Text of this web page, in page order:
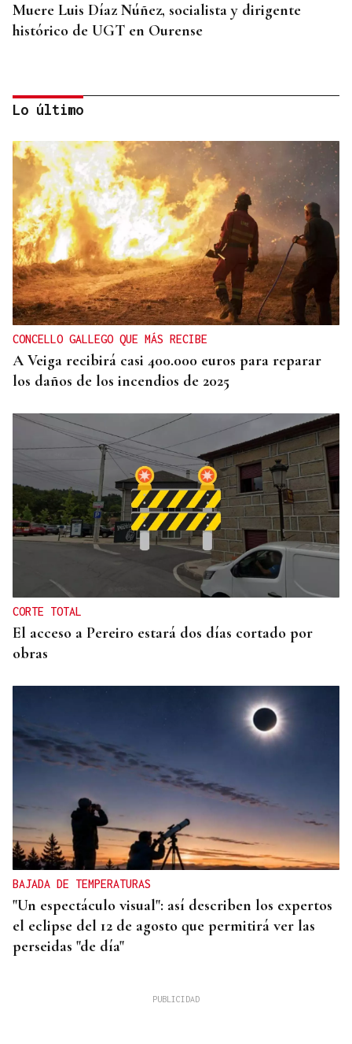
Muere Luis Díaz Núñez, socialista y dirigente
histórico de UGT en Ourense
CANEDO
Un herido en la colisión entre dos coches en la
entrada a las termas de Outariz
Lo último
CONCELLO GALLEGO QUE MÁS RECIBE
A Veiga recibirá casi 400.000 euros para reparar
los daños de los incendios de 2025
CORTE TOTAL
El acceso a Pereiro estará dos días cortado por
obras
BAJADA DE TEMPERATURAS
"Un espectáculo visual": así describen los expertos
el eclipse del 12 de agosto que permitirá ver las
perseidas "de día"